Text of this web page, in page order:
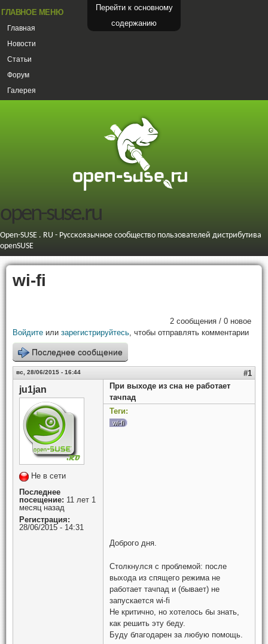
Перейти к основному
содержанию
ГЛАВНОЕ МЕНЮ
Главная
Новости
Статьи
Форум
Галерея
open-suse.ru
Open-SUSE . RU - Русскоязычное сообщество пользователей дистрибутива
openSUSE
wi-fi
2 сообщения / 0 новое
Войдите или зарегистрируйтесь, чтобы отправлять комментарии
Последнее сообщение
вс, 28/06/2015 - 16:44 #1
ju1jan
Не в сети
Последнее
посещение: 11 лет 1
месяц назад
Регистрация:
28/06/2015 - 14:31
При выходе из сна не работает
тачпад
Теги:
wi-fi
Доброго дня.
Столкнулся с проблемой: после
выхода из спящего режима не
работает тачпад и (бывает) не
запускается wi-fi
Не критично, но хотелось бы знать,
как решить эту беду.
Буду благодарен за любую помощь.